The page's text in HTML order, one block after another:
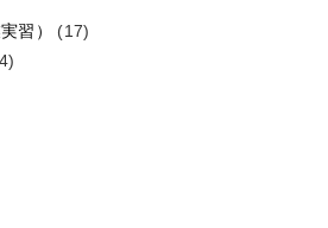
習）
(17)